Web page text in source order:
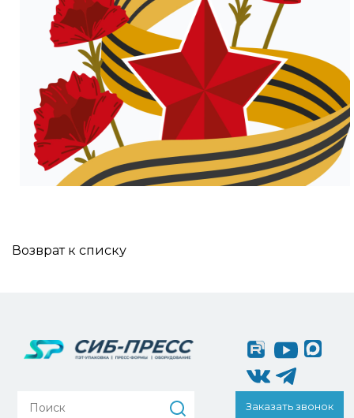
Возврат к списку
Заказать звонок